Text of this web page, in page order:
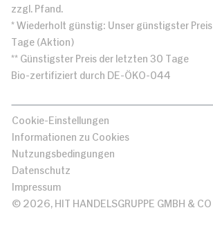
zzgl. Pfand.
* Wiederholt günstig: Unser günstigster
Tage (Aktion)
** Günstigster Preis der letzten 30 Tage
Bio-zertifiziert durch DE-ÖKO-044
Cookie-Einstellungen
Informationen zu Cookies
Nutzungsbedingungen
Datenschutz
Impressum
© 2026, HIT HANDELSGRUPPE GMBH & CO